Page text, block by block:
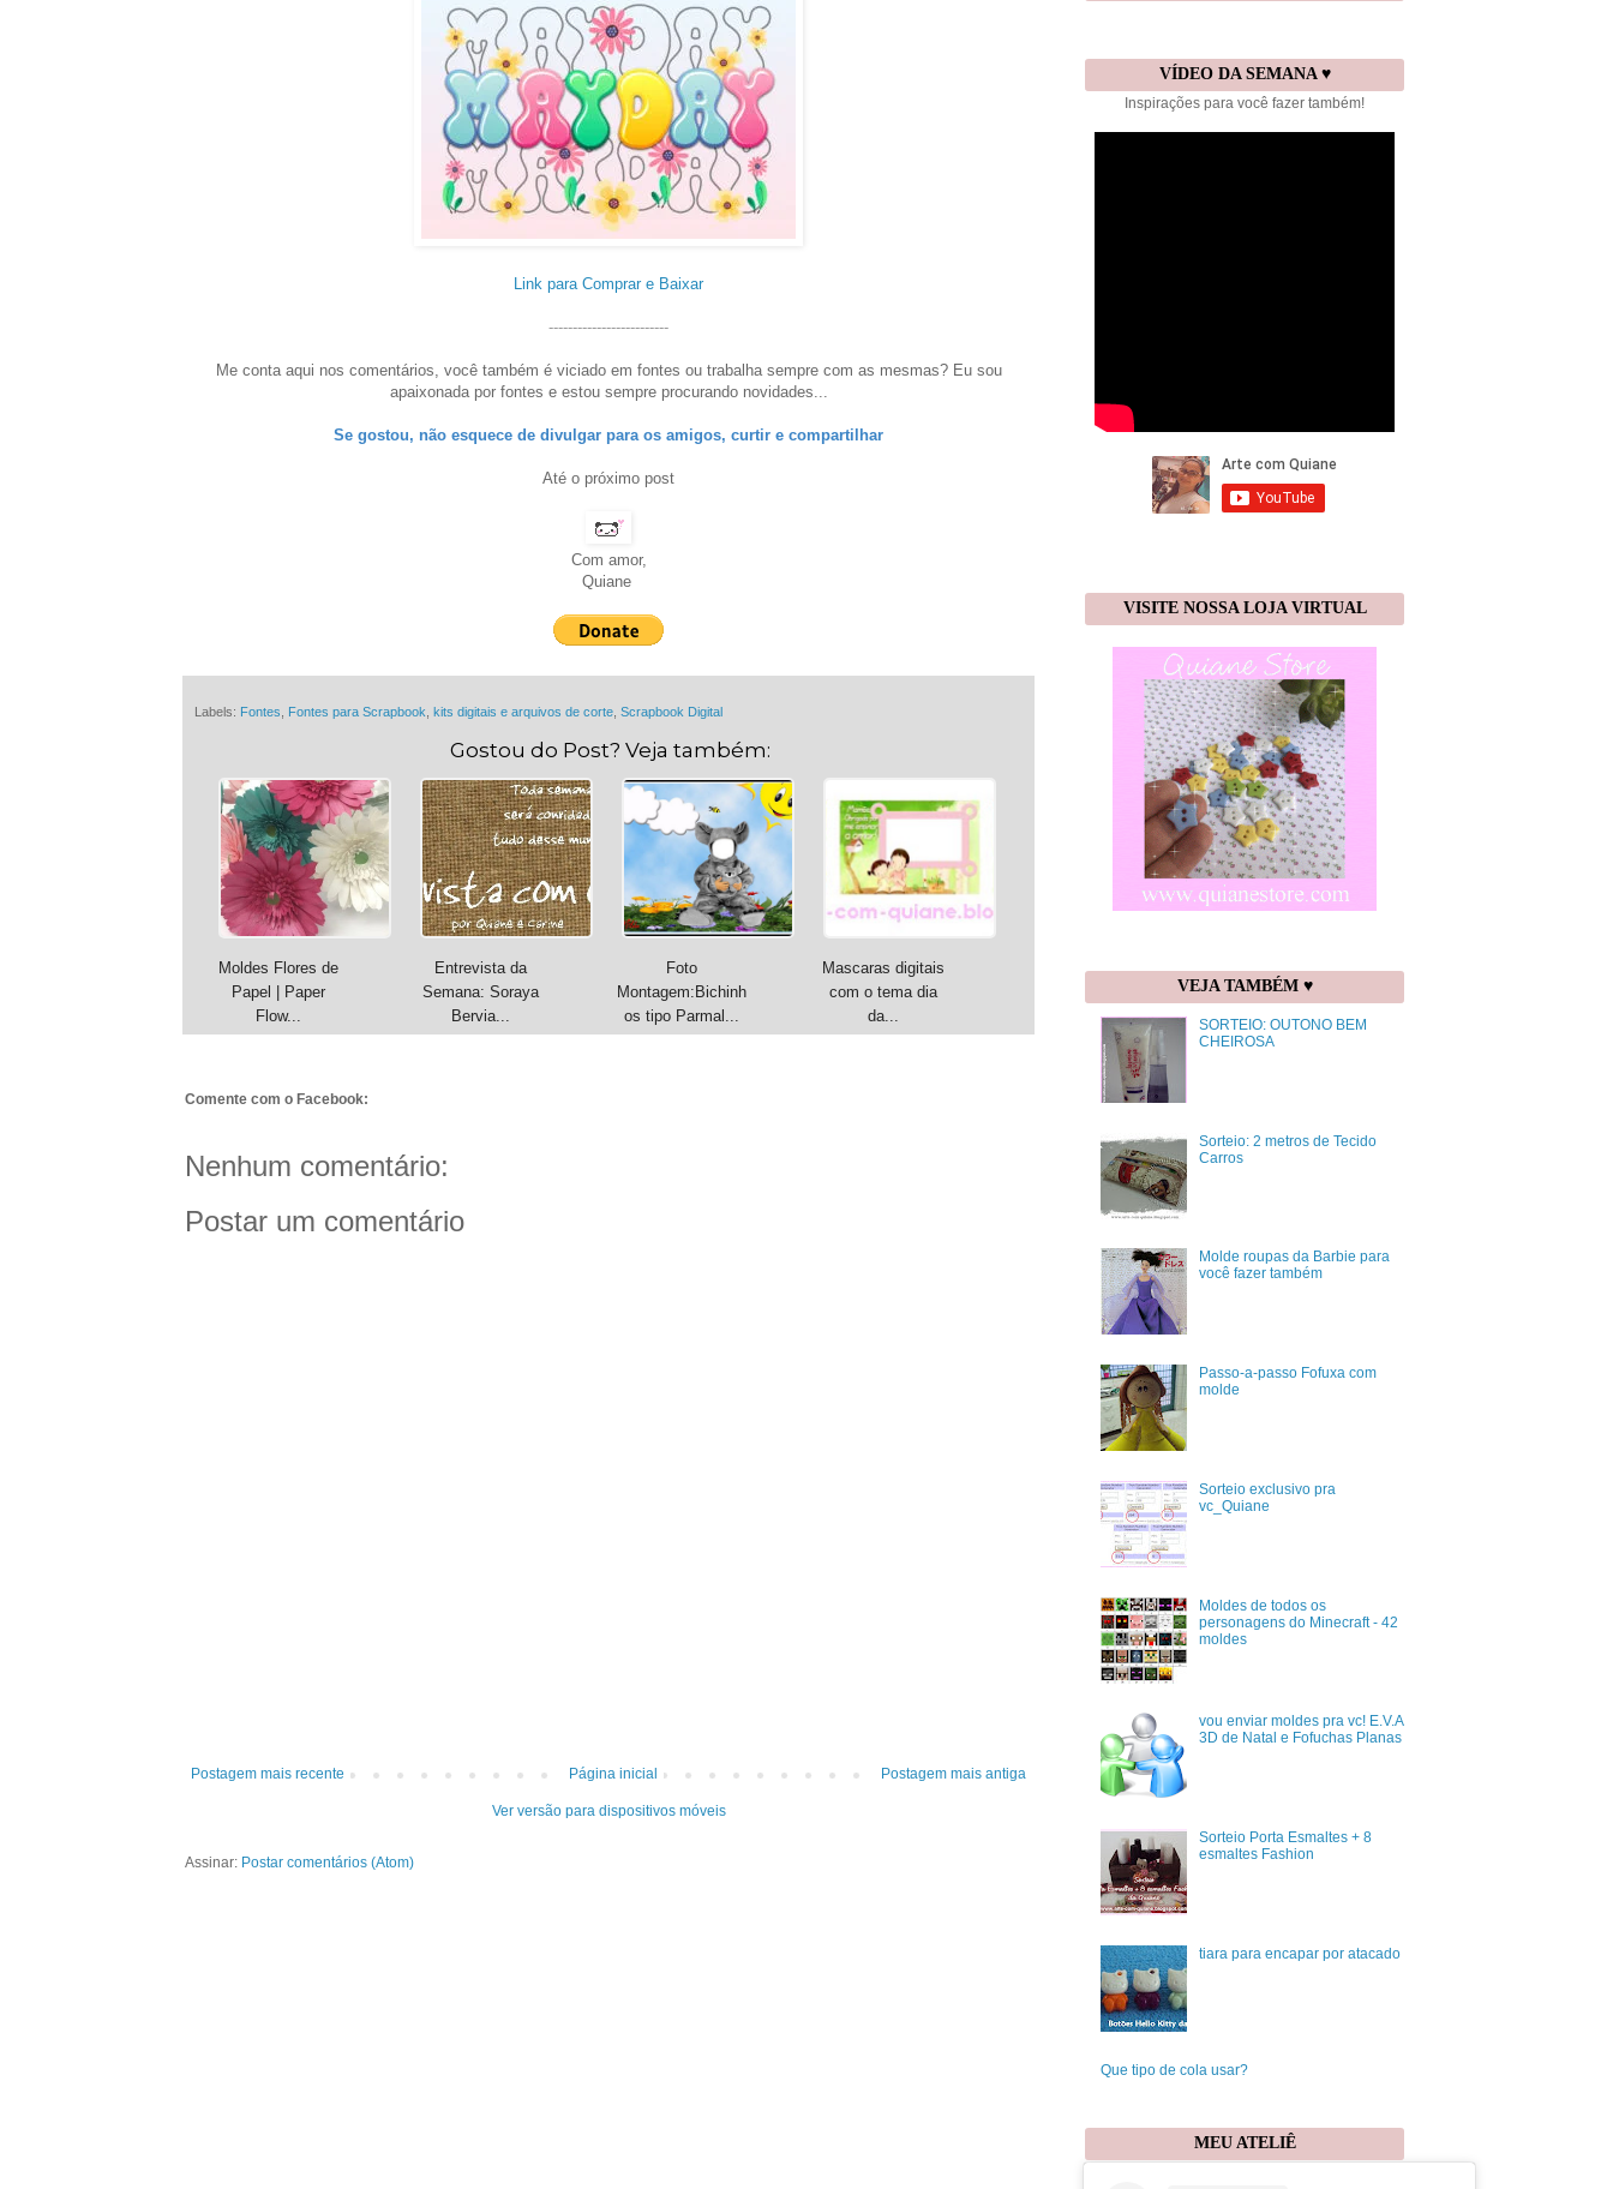
Link para Comprar e Baixar
-------------------------
Me conta aqui nos comentários, você também é viciado em fontes ou trabalha sempre com as mesmas? Eu sou
apaixonada por fontes e estou sempre procurando novidades...
Se gostou, não esquece de divulgar para os amigos, curtir e compartilhar
Até o próximo post
Com amor,
Quiane
Labels: Fontes Fontes para Scrapbook kits digitais e arquivos de corte Scrapbook Digital
Gostou do Post? Veja também:
Moldes Flores de
Papel | Paper
Flow...
Entrevista da
Semana: Soraya
Bervia...
Foto
Montagem:Bichinh
os tipo Parmal...
Mascaras digitais
com o tema dia
da...
Comente com o Facebook:
Nenhum comentário:
Postar um comentário
Postagem mais recente Postagem mais antiga
Página inicial
Ver versão para dispositivos móveis
Assinar: Postar comentários (Atom)
VÍDEO DA SEMANA ♥
Inspirações para você fazer também!
VISITE NOSSA LOJA VIRTUAL
VEJA TAMBÉM ♥
SORTEIO: OUTONO BEM
CHEIROSA
Sorteio: 2 metros de Tecido
Carros
Molde roupas da Barbie para
você fazer também
Passo-a-passo Fofuxa com
molde
Sorteio exclusivo pra
vc_Quiane
Moldes de todos os
personagens do Minecraft - 42
moldes
vou enviar moldes pra vc! E.V.A
3D de Natal e Fofuchas Planas
Sorteio Porta Esmaltes + 8
esmaltes Fashion
tiara para encapar por atacado
Que tipo de cola usar?
MEU ATELIÊ